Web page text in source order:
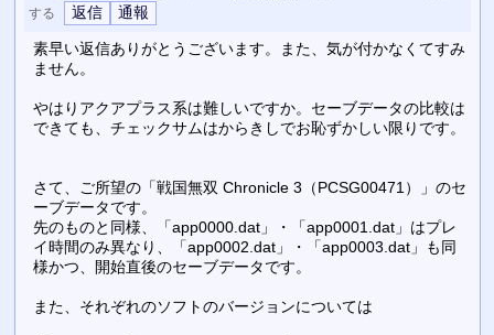
する
素早い返信ありがとうございます。また、気が付かなくてすみ
ません。
やはりアクアプラス系は難しいですか。セーブデータの比較は
できても、チェックサムはからきしでお恥ずかしい限りです。
さて、ご所望の「戦国無双 Chronicle 3（PCSG00471）」のセ
ーブデータです。
先のものと同様、「app0000.dat」・「app0001.dat」はプレ
イ時間のみ異なり、「app0002.dat」・「app0003.dat」も同
様かつ、開始直後のセーブデータです。
また、それぞれのソフトのバージョンについては